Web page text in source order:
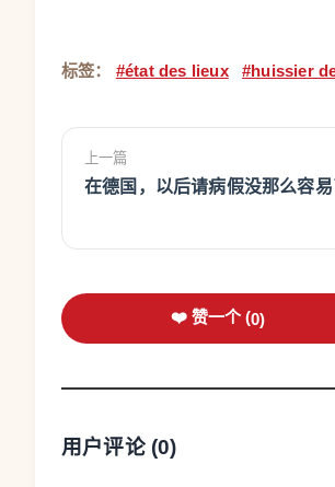
真正容易出问题的是另一种情
它不一定等同于法律意义上的
法院提出异议，房东也可能失
当然，司法执达员也可以做
半。法国商业法典规定，相关
平方米为128.95欧元；150平
房东往往需要先垫付全部费用
对房东来说，最重要的一点是
标签： #état des lieux #huissier
上一篇
在德国，以后请病假没那么容易
❤️ 赞一个 (0)
用户评论 (0)